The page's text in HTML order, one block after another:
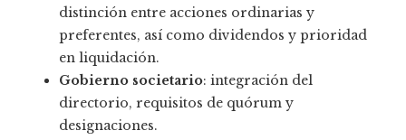
distinción entre acciones ordinarias y
preferentes, así como dividendos y prioridad
en liquidación.
Gobierno societario: integración del
directorio, requisitos de quórum y
designaciones.